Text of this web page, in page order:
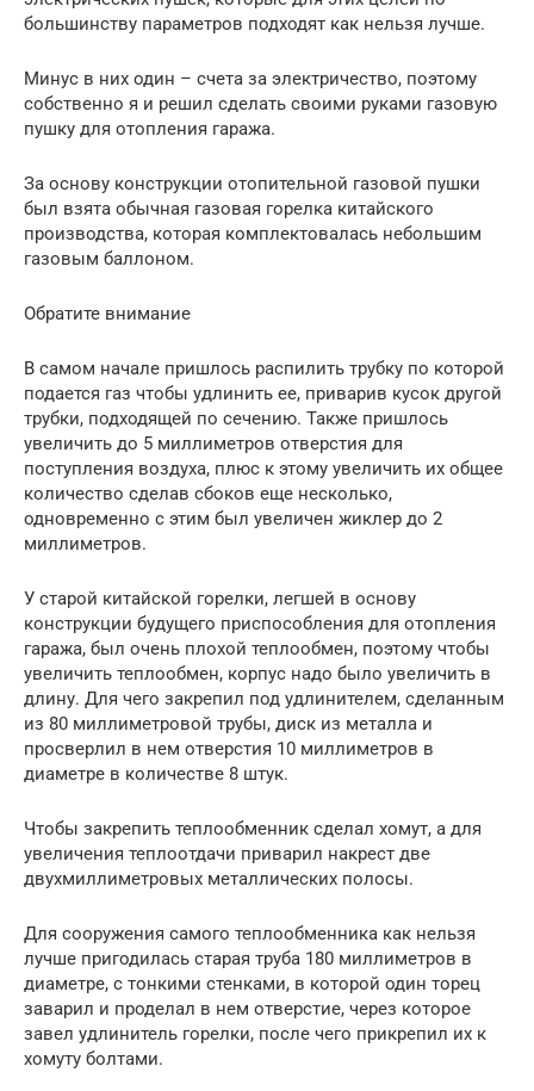
большинству параметров подходят как нельзя лучше.
Минус в них один – счета за электричество, поэтому
собственно я и решил сделать своими руками газовую
пушку для отопления гаража.
За основу конструкции отопительной газовой пушки
был взята обычная газовая горелка китайского
производства, которая комплектовалась небольшим
газовым баллоном.
Обратите внимание
В самом начале пришлось распилить трубку по которой
подается газ чтобы удлинить ее, приварив кусок другой
трубки, подходящей по сечению. Также пришлось
увеличить до 5 миллиметров отверстия для
поступления воздуха, плюс к этому увеличить их общее
количество сделав сбоков еще несколько,
одновременно с этим был увеличен жиклер до 2
миллиметров.
У старой китайской горелки, легшей в основу
конструкции будущего приспособления для отопления
гаража, был очень плохой теплообмен, поэтому чтобы
увеличить теплообмен, корпус надо было увеличить в
длину. Для чего закрепил под удлинителем, сделанным
из 80 миллиметровой трубы, диск из металла и
просверлил в нем отверстия 10 миллиметров в
диаметре в количестве 8 штук.
Чтобы закрепить теплообменник сделал хомут, а для
увеличения теплоотдачи приварил накрест две
двухмиллиметровых металлических полосы.
Для сооружения самого теплообменника как нельзя
лучше пригодилась старая труба 180 миллиметров в
диаметре, с тонкими стенками, в которой один торец
заварил и проделал в нем отверстие, через которое
завел удлинитель горелки, после чего прикрепил их к
хомуту болтами.